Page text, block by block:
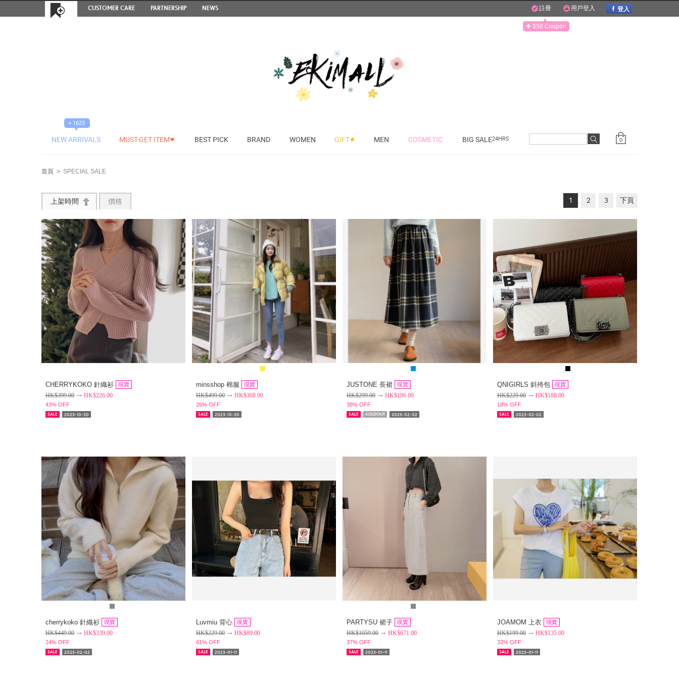
註冊
✚ $50 Coupon
用戶登入 登入
CUSTOMER CARE PARTNERSHIP NEWS
0
NEW ARRIVALS
+ 1625
MUST-GET ITEM # BEST PICK BRAND WOMEN GIFT* MEN COSMETIC BIG SALE24HRS
首頁 > SPECIAL SALE
上架時間 價格 1 2 3 下頁
CHERRYKOKO 針織衫 現貨
HK$399.00 HK$226.00
43% OFF
SALE 2023-10-30
minsshop 棉服 現貨
HK$499.00 HK$368.00
26% OFF
SALE 2023-10-30
JUSTONE 長裙 現貨
HK$299.00 HK$186.00
38% OFF
SALE SOLDOUT 2023-02-02
QNIGIRLS 斜挎包 現貨
HK$229.00 HK$188.00
18% OFF
SALE 2023-02-02
cherrykoko 針織衫 現貨
HK$449.00 HK$339.00
24% OFF
SALE 2023-02-02
Luvmiu 背心 現貨
HK$229.00 HK$89.00
61% OFF
SALE 2023-01-11
PARTYSU 裙子 現貨
HK$1059.00 HK$671.00
37% OFF
SALE 2023-01-11
JOAMOM 上衣 現貨
HK$199.00 HK$135.00
32% OFF
SALE 2023-01-11